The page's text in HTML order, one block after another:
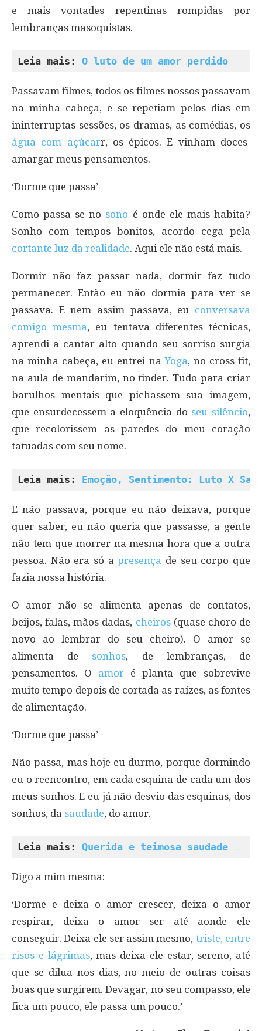
e mais vontades repentinas rompidas por
lembranças masoquistas.
Leia mais: O luto de um amor perdido
Passavam filmes, todos os filmes nossos passavam
na minha cabeça, e se repetiam pelos dias em
ininterruptas sessões, os dramas, as comédias, os
água com açúcarr, os épicos. E vinham doces
amargar meus pensamentos.
‘Dorme que passa’
Como passa se no sono é onde ele mais habita?
Sonho com tempos bonitos, acordo cega pela
cortante luz da realidade. Aqui ele não está mais.
Dormir não faz passar nada, dormir faz tudo
permanecer. Então eu não dormia para ver se
passava. E nem assim passava, eu conversava
comigo mesma, eu tentava diferentes técnicas,
aprendi a cantar alto quando seu sorriso surgia
na minha cabeça, eu entrei naYoga, no cross fit,
na aula de mandarim, no tinder. Tudo para criar
barulhos mentais que pichassem sua imagem,
que ensurdecessem a eloquência do seu silêncio,
que recolorissem as paredes do meu coração
tatuadas com seu nome.
Leia mais: Emoção, Sentimento: Luto X
E não passava, porque eu não deixava, porque
quer saber, eu não queria que passasse, a gente
não tem que morrer na mesma hora que a outra
pessoa. Não era só apresença de seu corpo que
fazia nossa história.
O amor não se alimenta apenas de contatos,
beijos, falas, mãos dadas, cheiros(quase choro de
novo ao lembrar do seu cheiro). O amor se
alimenta de sonhos, de lembranças, de
pensamentos. O amor é planta que sobrevive
muito tempo depois de cortada as raízes, as fontes
de alimentação.
‘Dorme que passa’
Não passa, mas hoje eu durmo, porque dormindo
eu o reencontro, em cada esquina de cada um dos
meus sonhos. E eu já não desvio das esquinas, dos
sonhos, da saudade, do amor.
Leia mais: Querida e teimosa saudade
Digo a mim mesma:
‘Dorme e deixa o amor crescer, deixa o amor
respirar, deixa o amor ser até aonde ele
conseguir. Deixa ele ser assim mesmo, triste, entre
risos e lágrimas, mas deixa ele estar, sereno, até
que se dilua nos dias, no meio de outras coisas
boas que surgirem. Devagar, no seu compasso, ele
fica um pouco, ele passa um pouco.’